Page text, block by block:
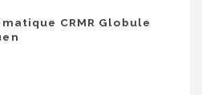
CRMR Globule